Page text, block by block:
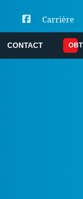
Carrière
CONTACT